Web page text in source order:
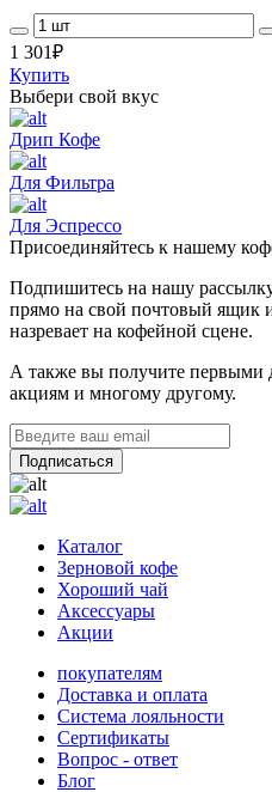
1 301₽
Купить
Выбери свой вкус
Дрип Кофе
Для Фильтра
Для Эспрессо
Присоединяйтесь к нашему
Подпишитесь на нашу
прямо на свой почтовый ящик и
назревает на кофейной сцене.
А также вы получите первыми
акциям и многому другому.
Каталог
Зерновой кофе
Хороший чай
Аксессуары
Акции
покупателям
Доставка и оплата
Система лояльности
Сертификаты
Вопрос - ответ
Блог